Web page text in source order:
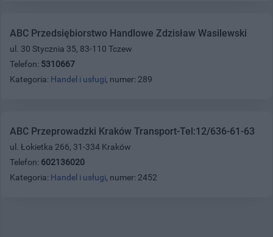
ABC Przedsiębiorstwo Handlowe Zdzisław Wasilewski
ul. 30 Stycznia 35, 83-110 Tczew
Telefon: 5310667
Kategoria: Handel i usługi, numer: 289
ABC Przeprowadzki Kraków Transport-Tel:12/636-61-63
ul. Łokietka 266, 31-334 Kraków
Telefon: 602136020
Kategoria: Handel i usługi, numer: 2452